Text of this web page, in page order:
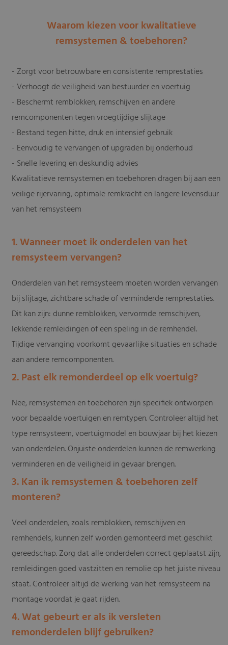
Waarom kiezen voor kwalitatieve
remsystemen & toebehoren?
- Zorgt voor betrouwbare en consistente remprestaties
- Verhoogt de veiligheid van bestuurder en voertuig
- Beschermt remblokken, remschijven en andere
remcomponenten tegen vroegtijdige slijtage
- Bestand tegen hitte, druk en intensief gebruik
- Eenvoudig te vervangen of upgraden bij onderhoud
- Snelle levering en deskundig advies
Kwalitatieve remsystemen en toebehoren dragen bij aan een
veilige rijervaring, optimale remkracht en langere levensduur
van het remsysteem
1. Wanneer moet ik onderdelen van het
remsysteem vervangen?
Onderdelen van het remsysteem moeten worden vervangen
bij slijtage, zichtbare schade of verminderde remprestaties.
Dit kan zijn: dunne remblokken, vervormde remschijven,
lekkende remleidingen of een speling in de remhendel.
Tijdige vervanging voorkomt gevaarlijke situaties en schade
aan andere remcomponenten.
2. Past elk remonderdeel op elk voertuig?
Nee, remsystemen en toebehoren zijn specifiek ontworpen
voor bepaalde voertuigen en remtypen. Controleer altijd het
type remsysteem, voertuigmodel en bouwjaar bij het kiezen
van onderdelen. Onjuiste onderdelen kunnen de remwerking
verminderen en de veiligheid in gevaar brengen.
3. Kan ik remsystemen & toebehoren zelf
monteren?
Veel onderdelen, zoals remblokken, remschijven en
remhendels, kunnen zelf worden gemonteerd met geschikt
gereedschap. Zorg dat alle onderdelen correct geplaatst zijn,
remleidingen goed vastzitten en remolie op het juiste niveau
staat. Controleer altijd de werking van het remsysteem na
montage voordat je gaat rijden.
4. Wat gebeurt er als ik versleten
remonderdelen blijf gebruiken?